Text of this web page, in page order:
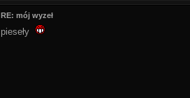
RE: mój wyzeł
pieseły